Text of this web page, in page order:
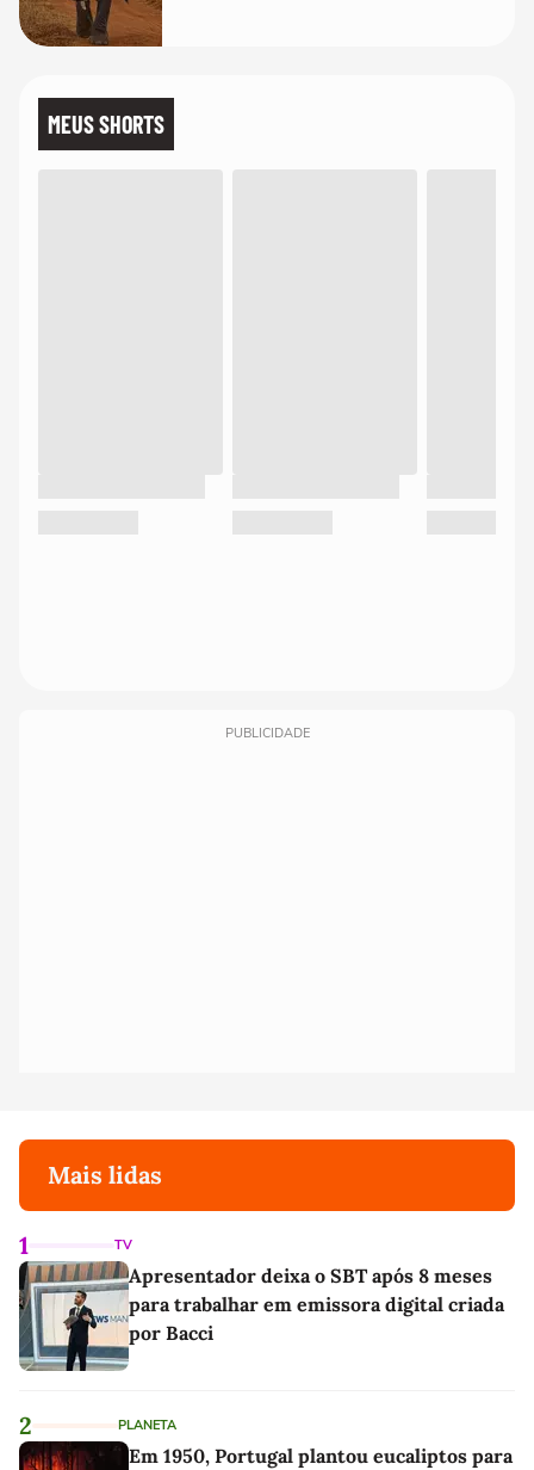
MEUS SHORTS
PUBLICIDADE
Mais lidas
1 TV
Apresentador deixa o SBT após 8 meses
para trabalhar em emissora digital criada
por Bacci
2 PLANETA
Em 1950, Portugal plantou eucaliptos para